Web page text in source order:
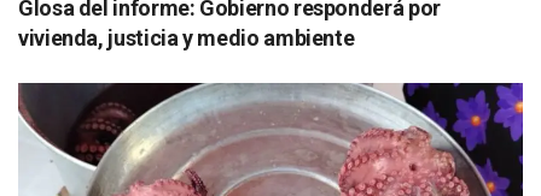
Glosa del informe: Gobierno responderá por
vivienda, justicia y medio ambiente